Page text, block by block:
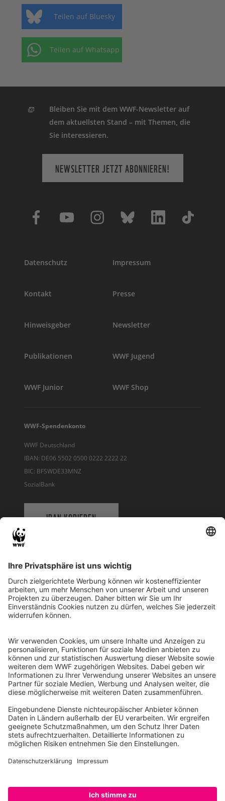
Teilen auf Bluesky
Teilen auf Whatsapp
Bleiben Sie mit dem WWF-Newsletter auf
dem aktuellsten Stand – mit Themen, die
Sie interessieren.
NEWSLETTER JETZT ABONNIEREN!
Datenschutz Impressum
Kontakt Presse
Hinweisgeber Newsletter
Publikationen WWF Jugend
WWF Junior WWF Shop
WWF-Spendenkonto
WWF Deutschland
IBAN: DE06 5502 0500 0222 2222 22
BIC: BFSWDE33MNZ
SozialBank
IBAN KOPIEREN
WWF Deutschland
Reinhardtstr. 18
10117 Berlin
Ihre Spende kann steuerlich geltend gemacht werden
Registriert als Stiftung WWF Deutschland, Senatsverwaltung für
Justiz Berlin, Az: 3416/976/2
Umsatzsteuer-Identifikationsnummer: DE 114236103
Freistellungsbescheid: Als gemeinnützige Körperschaft befreit
von der Körperschaftssteuer gem. §5 I 9 KStg. unter der
Steuernummer 27/641/09321